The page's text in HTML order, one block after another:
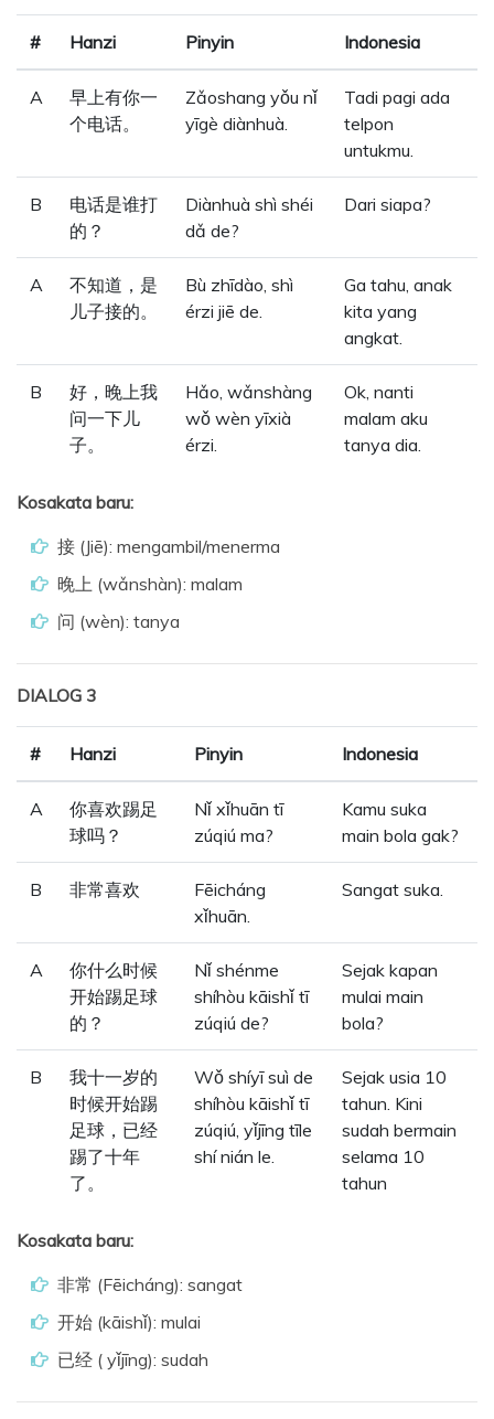
# Hanzi Pinyin Indonesia
A
早上有你一
个电话。
Zǎoshang yǒu nǐ
yīgè diànhuà.
Tadi pagi ada
telpon
untukmu.
B
电话是谁打
的？
Diànhuà shì shéi
dǎ de?
Dari siapa?
A
不知道，是
儿子接的。
Bù zhīdào, shì
érzi jiē de.
Ga tahu, anak
kita yang
angkat.
B
好，晚上我
问一下儿
子。
Hǎo, wǎnshàng
wǒ wèn yīxià
érzi.
Ok, nanti
malam aku
tanya dia.
Kosakata baru:
接 (Jiē): mengambil/menerma
晚上 (wǎnshàn): malam
问 (wèn): tanya
DIALOG 3
# Hanzi Pinyin Indonesia
A
你喜欢踢足
球吗？
Nǐ xǐhuān tī
zúqiú ma?
Kamu suka
main bola gak?
B 非常喜欢
Fēicháng
xǐhuān.
Sangat suka.
A
你什么时候
开始踢足球
的？
Nǐ shénme
shíhòu kāishǐ tī
zúqiú de?
Sejak kapan
mulai main
bola?
B
我十一岁的
时候开始踢
足球，已经
踢了十年
了。
Wǒ shíyī suì de
shíhòu kāishǐ tī
zúqiú, yǐjīng tīle
shí nián le.
Sejak usia 10
tahun. Kini
sudah bermain
selama 10
tahun
Kosakata baru:
非常 (Fēicháng): sangat
开始 (kāishǐ): mulai
已经 ( yǐjīng): sudah